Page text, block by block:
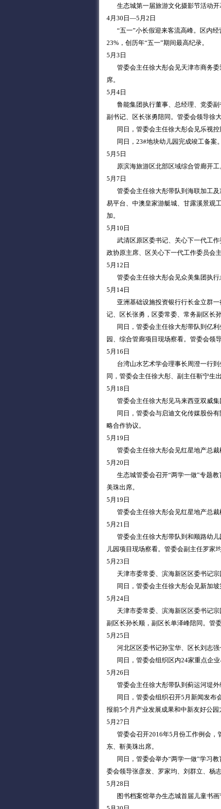
生态城第一届旅游文化摄影节活动开
4月30日—5月2日
“五一”小长假迎来客流高峰。区内经
23%，创历年“五一”期间最高纪录。
5月3日
管委会主任徐大彤会见天津市商务委
席。
5月4日
鲁能集团执行董事、总经理、党委副
副书记、区长张勇陪同。管委会领导徐
同日，管委会主任徐大彤会见乐视控
同日，23#地块幼儿园完成竣工备案
5月5日
原滨海旅游区北部区域综合管廊开工
5月7日
管委会主任徐大彤带队到海联加工及
易平台、中澳皇家游艇城、甘露溪景观
加。
5月10日
武清区原区委书记、关心下一代工作
政协原主席、区关心下一代工作委员会
5月12日
管委会主任徐大彤会见众美集团执行
5月14日
亚洲基础设施投资银行行长金立群一
记、区长张勇，区委常委、常务副区长
同日，管委会主任徐大彤带队到亿利
园、综合管廊项目现场察看。管委会领
5月16日
台湾山水艺术学会理事长周澄一行到
同，管委会主任徐大彤、副主任靳宁生
5月18日
管委会主任徐大彤见马来西亚双威集
同日，管委会与启迪文化传媒股份有
略合作协议。
5月19日
管委会主任徐大彤会见红星地产总裁
5月20日
生态城管委会召开“两学一做”专题教
美珠出席。
5月19日
管委会主任徐大彤会见红星地产总裁
5月21日
管委会主任徐大彤带队到和顺路幼儿
儿园项目现场察看。管委会副主任罗家
5月23日
天津市委常委、滨海新区区委书记宗
同日，管委会主任徐大彤会见新加坡
5月24日
天津市委常委、滨海新区区委书记宗
副区长孙长顺，副区长单泽峰陪同。管
5月25日
河北区区委书记孙宝华、区长刘志强
同日，管委会组织区内24家重点企业
5月26日
管委会主任徐大彤带队到蓟运河堤外
同日，管委会组织召开5月新闻发布
报前5个月产业发展成果和中新友好公
5月27日
管委会召开2016年5月份工作例会，
东、靳美珠出席。
同日，管委会举办“两学一做”学习教
委会领导张彦发、罗家均、刘群立、杨
5月28日
图书档案馆举办生态城首届儿童书画